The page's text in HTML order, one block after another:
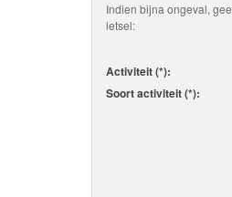
Indien bijna ongeval,
letsel:
Activiteit (*):
Soort activiteit (*):